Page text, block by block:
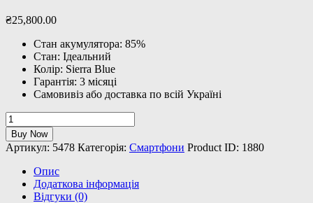
₴25,800.00
Стан акумулятора: 85%
Стан: Ідеальний
Колір: Sierra Blue
Гарантія: 3 місяці
Самовивіз або доставка по всій Україні
iPhone
13
Pro
Max
256GB
Sierra
Blue
Buy Now
Артикул: 5478 Категорія: Смартфони Product ID: 1880
Опис
Додаткова інформація
Відгуки (0)